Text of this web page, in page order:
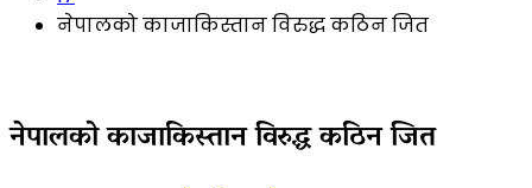
नेपालको काजाकिस्तान विरुद्ध कठिन जित
नेपालको काजाकिस्तान विरुद्ध कठिन जित